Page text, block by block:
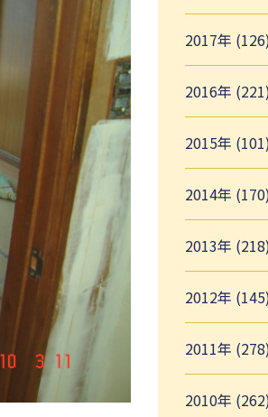
2017年
2016年
2015年
2014年
2013年
2012年
2011年
2010年